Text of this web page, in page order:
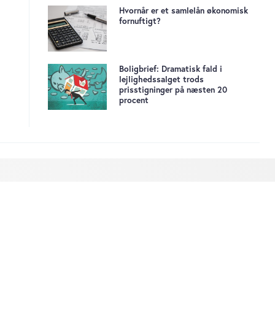
Hvornår er et samlelån økonomisk
fornuftigt?
Boligbrief: Dramatisk fald i
lejlighedssalget trods
prisstigninger på næsten 20
procent